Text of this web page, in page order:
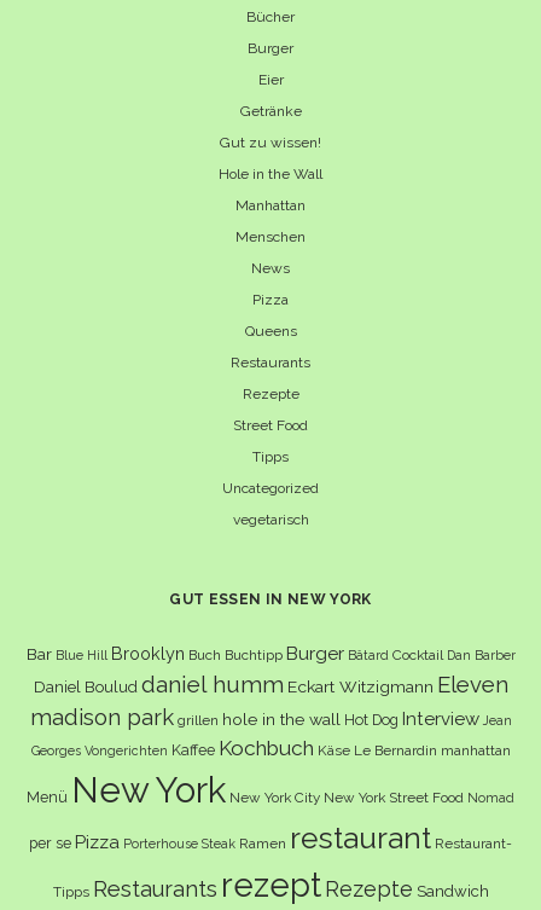
Bücher
Burger
Eier
Getränke
Gut zu wissen!
Hole in the Wall
Manhattan
Menschen
News
Pizza
Queens
Restaurants
Rezepte
Street Food
Tipps
Uncategorized
vegetarisch
GUT ESSEN IN NEW YORK
Bar Blue Hill Brooklyn Buch Buchtipp Burger Bâtard Cocktail Dan Barber
Daniel Boulud daniel humm Eckart Witzigmann Eleven
madison park grillen hole in the wall Hot Dog Interview Jean
Georges Vongerichten Kaffee Kochbuch Käse Le Bernardin manhattan
Menü New York New York City New York Street Food Nomad
per se Pizza Porterhouse Steak Ramen restaurant Restaurant-
Tipps Restaurants rezept Rezepte Sandwich